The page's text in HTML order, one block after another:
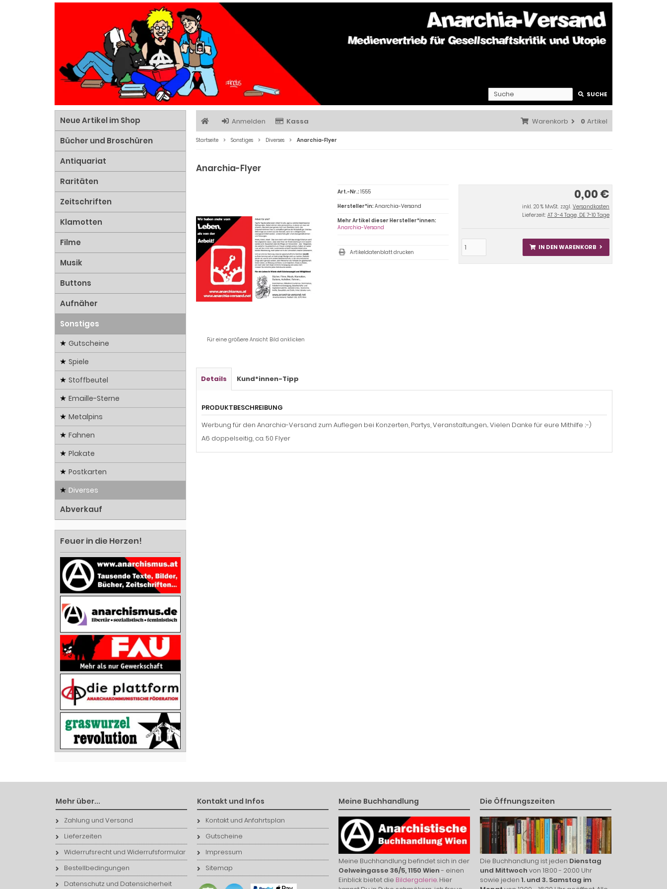
SUCHE
Anmelden Kassa Warenkorb 0 Artikel
Startseite Sonstiges Diverses Anarchia-Flyer
Anarchia-Flyer
Für eine größere Ansicht Bild anklicken
0,00 €
inkl. 20 % MwSt. zzgl. Versandkosten
Lieferzeit: AT 3-4 Tage, DE 7-10 Tage
IN DEN WARENKORB
Art.-Nr.:1555
Hersteller*in:Anarchia-Versand
Mehr Artikel dieser Hersteller*innen:
Anarchia-Versand
Artikeldatenblatt drucken
Details Kund*innen-Tipp
PRODUKTBESCHREIBUNG
Werbung für den Anarchia-Versand zum Auflegen bei Konzerten, Partys, Veranstaltungen... Vielen Danke für eure Mithilfe ;-)
A6 doppelseitig, ca. 50 Flyer
Neue Artikel im Shop
Bücher und Broschüren
Antiquariat
Raritäten
Zeitschriften
Klamotten
Filme
Musik
Buttons
Aufnäher
Sonstiges
Gutscheine
Spiele
Stoffbeutel
Emaille-Sterne
Metalpins
Fahnen
Plakate
Postkarten
Diverses
Abverkauf
Feuer in die Herzen!
Mehr über...
Zahlung und Versand
Lieferzeiten
Widerrufsrecht und Widerrufsformular
Bestellbedingungen
Datenschutz und Datensicherheit
Kontakt und Infos
Kontakt und Anfahrtsplan
Gutscheine
Impressum
Sitemap
Meine Buchhandlung
Meine Buchhandlung befindet sich in der
Oelweingasse 36/5, 1150 Wien- einen
Einblick bietet die Bildergalerie. Hier
Die Öffnungszeiten
Die Buchhandlung ist jeden Dienstag
und Mittwoch von 18:00 - 20:00 Uhr
sowie jeden 1. und 3. Samstag im